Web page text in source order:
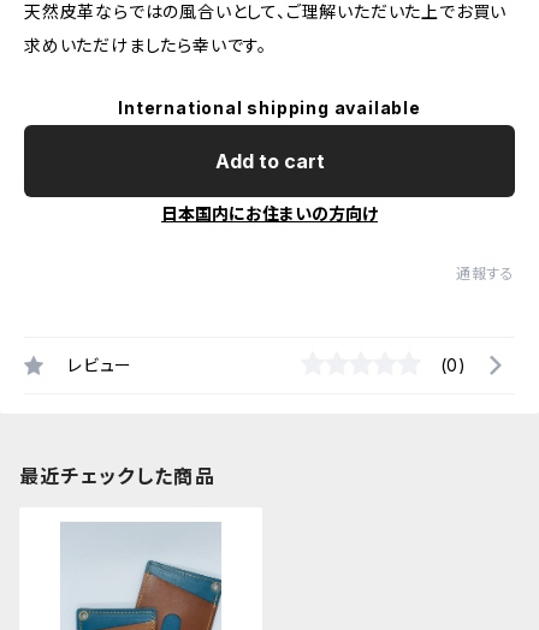
天然皮革ならではの風合いとして、ご理解いただいた上でお買い
求めいただけましたら幸いです。
International shipping available
Add to cart
日本国内にお住まいの方向け
通報する
レビュー (0)
最近チェックした商品